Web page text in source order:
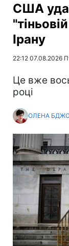
США
Ірану
22:12 07.08.2026
Це вже
році
ОЛЕНА